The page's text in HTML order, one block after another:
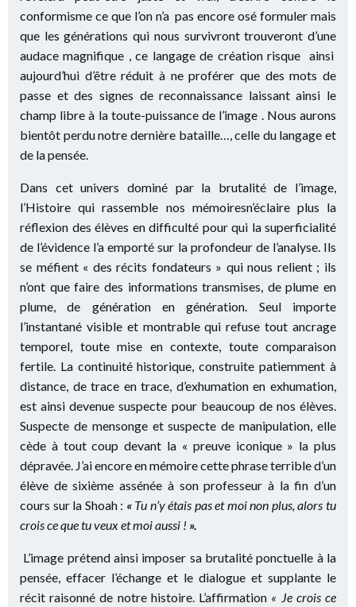
conformisme ce que l’on n’a pas encore osé formuler mais
que les générations qui nous survivront trouveront d’une
audace magnifique , ce langage de création risque ainsi
aujourd’hui d’être réduit à ne proférer que des mots de
passe et des signes de reconnaissance laissant ainsi le
champ libre à la toute-puissance de l’image . Nous aurons
bientôt perdu notre dernière bataille…, celle du langage et
de la pensée.
Dans cet univers dominé par la brutalité de l’image,
l’Histoire qui rassemble nos mémoiresn’éclaire plus la
réflexion des élèves en difficulté pour qui la superficialité
de l’évidence l’a emporté sur la profondeur de l’analyse. Ils
se méfient « des récits fondateurs » qui nous relient ; ils
n’ont que faire des informations transmises, de plume en
plume, de génération en génération. Seul importe
l’instantané visible et montrable qui refuse tout ancrage
temporel, toute mise en contexte, toute comparaison
fertile. La continuité historique, construite patiemment à
distance, de trace en trace, d’exhumation en exhumation,
est ainsi devenue suspecte pour beaucoup de nos élèves.
Suspecte de mensonge et suspecte de manipulation, elle
cède à tout coup devant la « preuve iconique » la plus
dépravée. J’ai encore en mémoire cette phrase terrible d’un
élève de sixième assénée à son professeur à la fin d’un
cours sur la Shoah : « Tu n’y étais pas et moi non plus, alors tu
crois ce que tu veux et moi aussi ! ».
L’image prétend ainsi imposer sa brutalité ponctuelle à la
pensée, effacer l’échange et le dialogue et supplante le
récit raisonné de notre histoire. L’affirmation « Je crois ce